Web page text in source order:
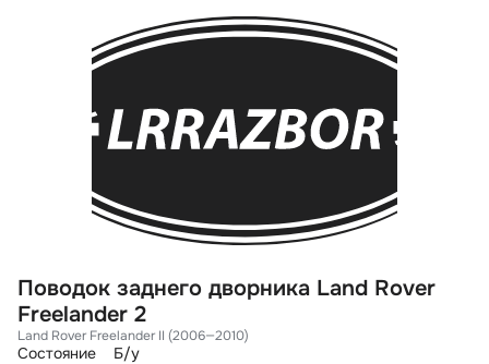
Поводок заднего дворника Land Rover
Freelander 2
Land Rover Freelander II (2006—2010)
Состояние
Б/у